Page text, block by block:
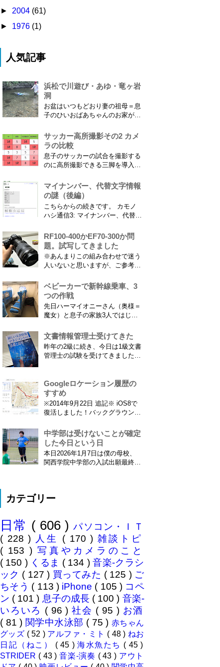
► 2004 (61)
► 1976 (1)
人気記事
浜松で川遊び・あゆ・竜ヶ岩
洞
お盆はいつもどおり妻の祖母＝息
子のひいおばあちゃんのお家があ
ばあちゃんがご健在なのはとって
もありがたいことです。 5歳vs88
歳 ひいおばあちゃんとの対決！
カモノハシ通信3 神宮寺川で水遊
び、下の方に動画も付けてます
サッカー高所撮影その2 カメ
ラの比較
息子のサッカーの試合を撮影する
のに高所撮影できる三脚を導入し
さからフィールド全体（少年用な
ので大人用の半分の大きさです）
を撮影できればカメラを放置して
の撮影ができますし、選手のポジ
ショニングを俯瞰で見てあとから
問題...
マイナンバー、代替文字情報
の謎（後編）
こちらからの続きです。 カモノ
ハシ通信3: マイナンバー、代替文
供の名前に使える漢字には制限が
あります。たまに使える漢字が増
えたり減ったりしてニュースにな
ってますよね。（2015年１月には
「巫」の字が人名漢字に追加され
RF100-400かEF70-300か問
題。試写してきました
※あんまりこの組み合わせで迷う
人いないと思いますが、ご参考に
とにご注意ください。 息子がサ
ッカーを始めたことで望遠レンズ
をつけての撮影機会がまた増えて
きました。使っているのは EF70-
300mm F4-5.6 IS USM というレ
ベビーカーで新幹線乗車、3
つの作戦
先日ハーマイオニーさん（奥様＝
魔女）と息子の家族3人ではじめ
た。息子はまだ8ヶ月なので基本
ヒザの上なのですが、問題はベビ
ーカーをどうするか。色々事前に
調べたことと、実際に乗ってわか
ので...
文書情報管理士受けてきた
昨年の2級に続き、今日は1級文書
管理士の試験を受けてきました。
かしい…。 ※後日追記※ 無事合
格してました。しかも成績が上位
3名以内？とかで表彰してもらい
ました\( ˆoˆ )/ 文書の取り扱いや
Googleロケーション履歴の
すすめ
※2014年9月22日 追記※ iOS8で
復活しました！バックグラウンド
iPhone 6 Plusで確認しました。
カモノハシ通信3: Googleロケー
ション履歴がiOS8で復活！
※2013年11月8日 追記※ 残念な
こ...
中学部は受けないことが確定
した今日という日
本日2026年1月7日は僕の母校、
関西学院中学部の入試出願最終日
分の息子が12歳になったら母校中
その可能性がほぼなくなったこと
は...
カテゴリー
日常 ( 606 )パソコン・ＩＴ
( 228 ) 人生 ( 170 ) 雑談トピ
( 153 ) 写真やカメラのこと
( 150 ) くるま ( 134 )音楽-クラシ
ック ( 127 ) 買ってみた ( 125 ) ご
ちそう ( 113 ) iPhone ( 105 ) コペ
ン ( 101 ) 息子の成長 ( 100 ) 音楽-
いろいろ ( 96 )社会 ( 95 ) お酒
( 81 ) 関学中水泳部 ( 75 ) 赤ちゃん
グッズ ( 52 ) アルファ・ミト ( 48 ) ねお
日記（ねこ） ( 45 ) 海水魚たち ( 45 )
STRIDER ( 43 )音楽-演奏 ( 43 ) アウト